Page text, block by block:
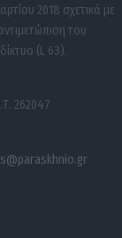
2018 σχετικά με
του
(L 63).
262047